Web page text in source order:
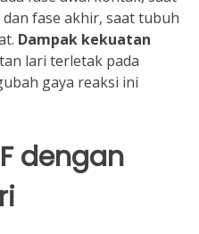
fase akhir, saat tubuh
Dampak kekuatan
lari terletak pada
gaya reaksi ini
dengan